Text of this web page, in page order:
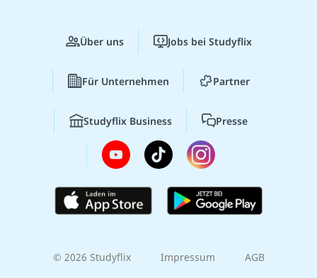
Über uns Jobs bei Studyflix
Für Unternehmen Partner
Studyflix Business Presse
© 2026 Studyflix Impressum AGB